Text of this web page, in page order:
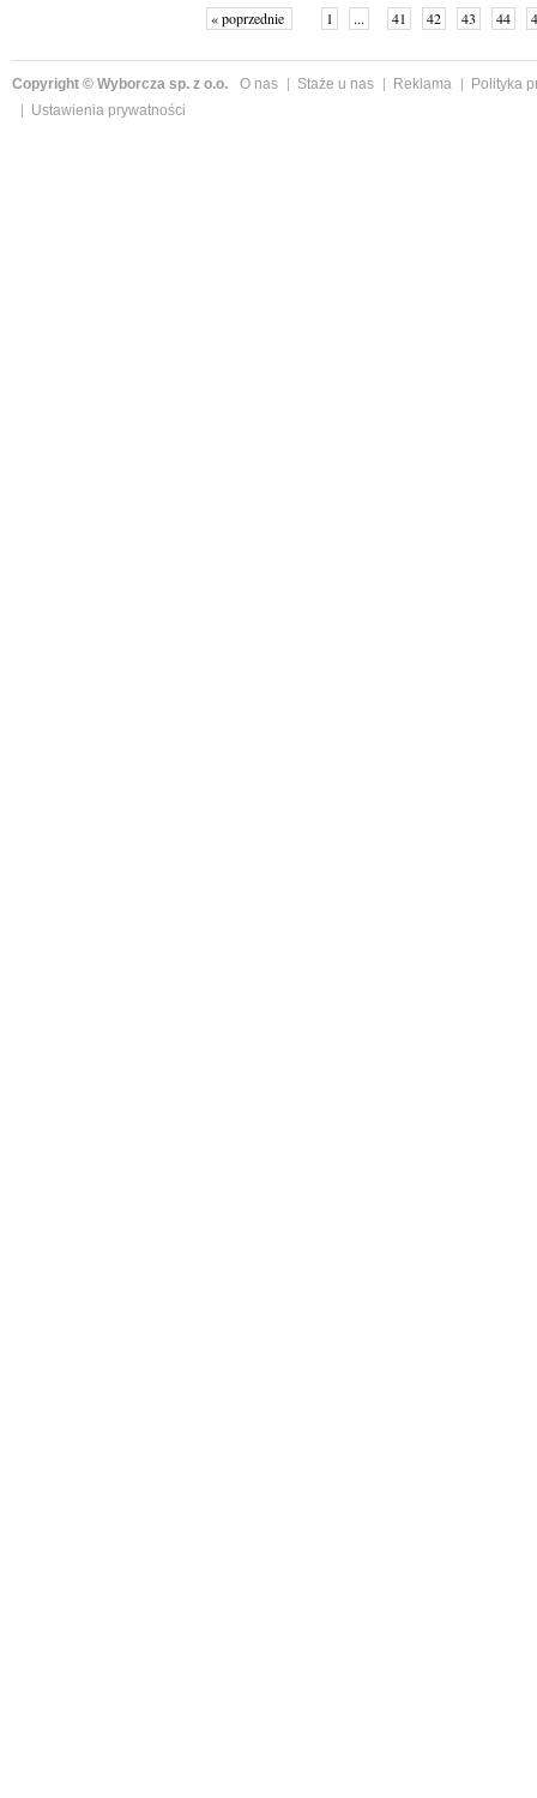
« poprzednie 1 ... 41 42 43 44
Copyright © Wyborcza sp. z o.o. O nas Staże u nas Reklama
Polityka
Ustawienia prywatności